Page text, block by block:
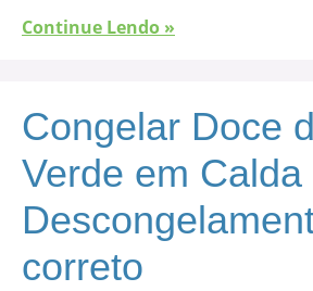
Continue Lendo »
Congelar Doce
Verde em Calda
correto